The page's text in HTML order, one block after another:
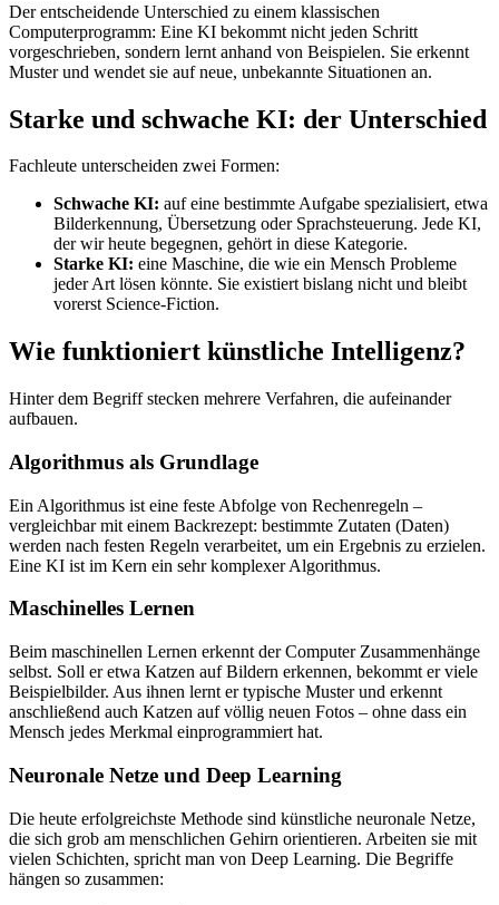
Der entscheidende Unterschied zu einem klassischen
Computerprogramm: Eine KI bekommt nicht jeden Schritt
vorgeschrieben, sondern lernt anhand von Beispielen. Sie erkennt
Muster und wendet sie auf neue, unbekannte Situationen an.
Starke und schwache KI: der Unterschied
Fachleute unterscheiden zwei Formen:
Schwache KI: auf eine bestimmte Aufgabe spezialisiert, etwa
Bilderkennung, Übersetzung oder Sprachsteuerung. Jede KI,
der wir heute begegnen, gehört in diese Kategorie.
Starke KI: eine Maschine, die wie ein Mensch Probleme
jeder Art lösen könnte. Sie existiert bislang nicht und bleibt
vorerst Science-Fiction.
Wie funktioniert künstliche Intelligenz?
Hinter dem Begriff stecken mehrere Verfahren, die aufeinander
aufbauen.
Algorithmus als Grundlage
Ein Algorithmus ist eine feste Abfolge von Rechenregeln –
vergleichbar mit einem Backrezept: bestimmte Zutaten (Daten)
werden nach festen Regeln verarbeitet, um ein Ergebnis zu erzielen.
Eine KI ist im Kern ein sehr komplexer Algorithmus.
Maschinelles Lernen
Beim maschinellen Lernen erkennt der Computer Zusammenhänge
selbst. Soll er etwa Katzen auf Bildern erkennen, bekommt er viele
Beispielbilder. Aus ihnen lernt er typische Muster und erkennt
anschließend auch Katzen auf völlig neuen Fotos – ohne dass ein
Mensch jedes Merkmal einprogrammiert hat.
Neuronale Netze und Deep Learning
Die heute erfolgreichste Methode sind künstliche neuronale Netze,
die sich grob am menschlichen Gehirn orientieren. Arbeiten sie mit
vielen Schichten, spricht man von Deep Learning. Die Begriffe
hängen so zusammen: